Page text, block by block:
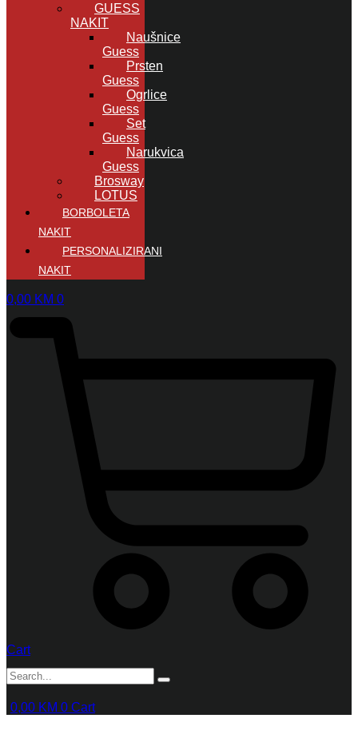
GUESS
NAKIT
Naušnice
Guess
Prsten
Guess
Ogrlice
Guess
Set
Guess
Narukvica
Guess
Brosway
LOTUS
BORBOLETA
NAKIT
PERSONALIZIRANI
NAKIT
0,00 KM 0
Cart
0,00 KM 0 Cart